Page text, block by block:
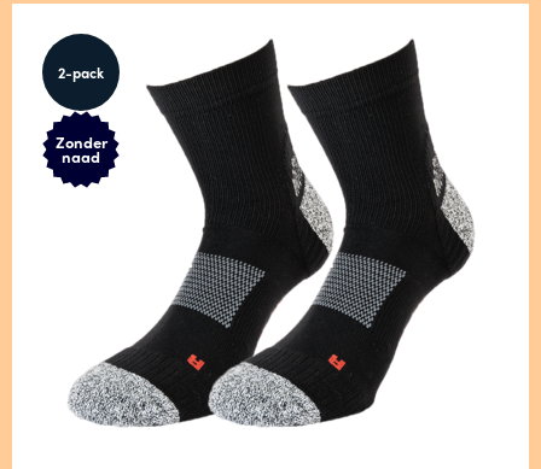
2-pack
Zonder
naad